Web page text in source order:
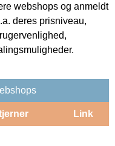
webshops og anmeldt
deres prisniveau,
Link